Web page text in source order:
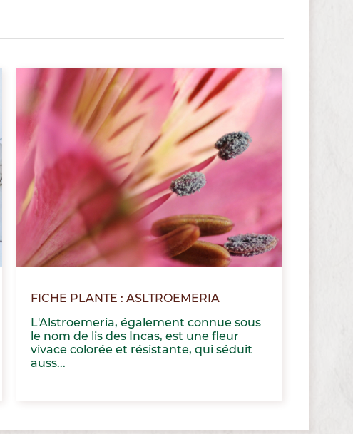
FICHE PLANTE : ASLTROEMERIA
L'Alstroemeria, également connue sous
le nom de lis des Incas, est une fleur
vivace colorée et résistante, qui séduit
auss...